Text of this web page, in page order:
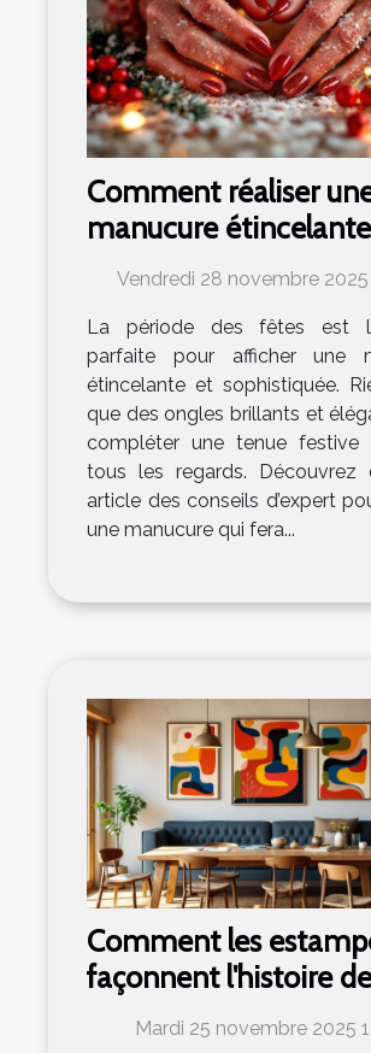
Comment réaliser
manucure
les fêtes ?
Vendredi 28 novembre
La période des fêtes est
parfaite pour afficher une
étincelante et sophistiquée.
que des ongles brillants et
compléter une tenue festive
tous les regards. Découvrez
article des conseils d’expert
une manucure qui fera...
Comment les
façonnent l'histoire
moderne ?
Mardi 25 novembre 2025